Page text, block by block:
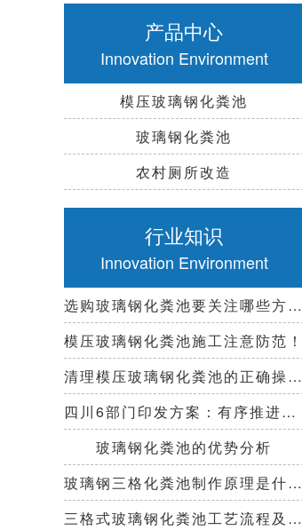
产品中心
Innovation Environment
模压玻璃钢化粪池
玻璃钢化粪池
农村厕所改造
行业知识
Innovation Environment
选购玻璃钢化粪池要关注哪些方面？
模压玻璃钢化粪池施工注意防范！
清理模压玻璃钢化粪池的正确操作步骤
四川6部门印发方案：有序推进农村厕所革命，改善农村人居环境
玻璃钢化粪池的优势分析
玻璃钢三格化粪池制作原理是什么？
三格式玻璃钢化粪池工艺流程及清掏周期！